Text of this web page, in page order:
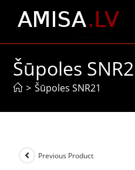
Šūpoles
> Šūpoles SNR21
Previous Product